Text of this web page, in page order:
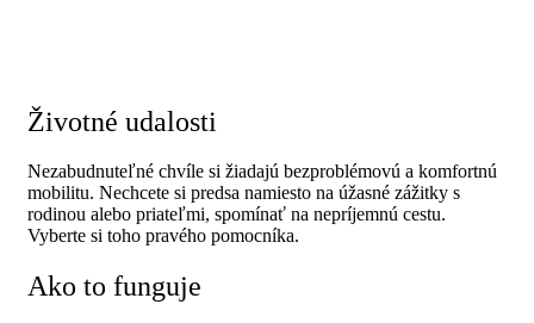
Životné udalosti
Nezabudnuteľné chvíle si žiadajú bezproblémovú a komfortnú
mobilitu. Nechcete si predsa namiesto na úžasné zážitky s
rodinou alebo priateľmi, spomínať na nepríjemnú cestu.
Vyberte si toho pravého pomocníka.
Ako to funguje